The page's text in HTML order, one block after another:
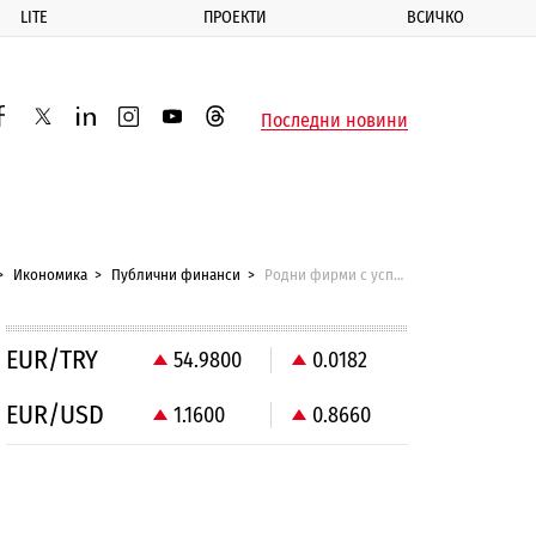
LITE ПРОЕКТИ ВСИЧКО
twitterlinkedininstagram
youtubethreadsПоследни новини
Икономика Публични финанси Родни фирми с успешно участие в европрограма
EUR/TRY 54.9800 0.0182
EUR/USD 1.1600 0.8660